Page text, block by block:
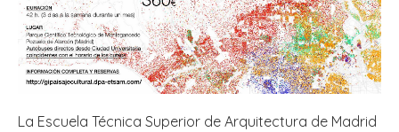
La Escuela Técnica Superior de Arquitectura de Madrid